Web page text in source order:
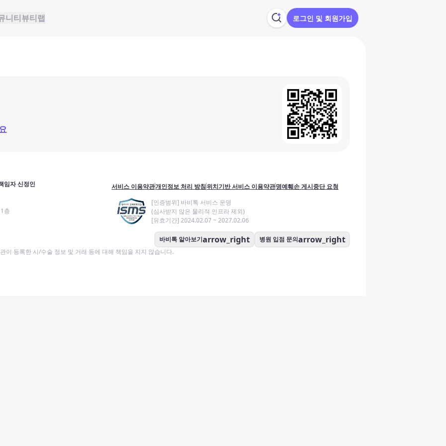
니티뷰티랩 로그인 및 회원가입
임자 신정인
층
서비스 이용약관개인정보 처리 방침위치기반 서비스 이용약관명예훼손 게시중단 요청
[인증범위] 바비톡 서비스 운영
(심사받지 않은 물리적 인프라 제외)
[유효기간] 2024.02.07 ~ 2027.02.06
바비톡 알아보기arrow_right 병원 입점 문의arrow_right
이 등록한 시/수술 정보 및 거래 등에 대해 책임을 지지 않습니다.